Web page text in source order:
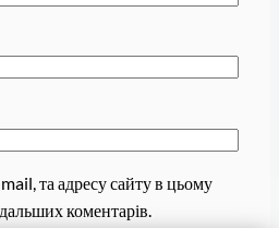
та адресу сайту в цьому
коментарів.